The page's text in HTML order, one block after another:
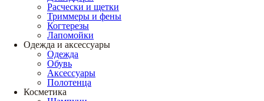
Расчески и щетки
Триммеры и фены
Когтерезы
Лапомойки
Одежда и аксессуары
Одежда
Обувь
Аксессуары
Полотенца
Косметика